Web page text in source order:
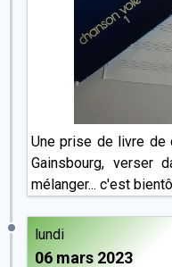
Une prise de livre de
Gainsbourg, verser
mélanger... c'est
lundi
06 mars 2023